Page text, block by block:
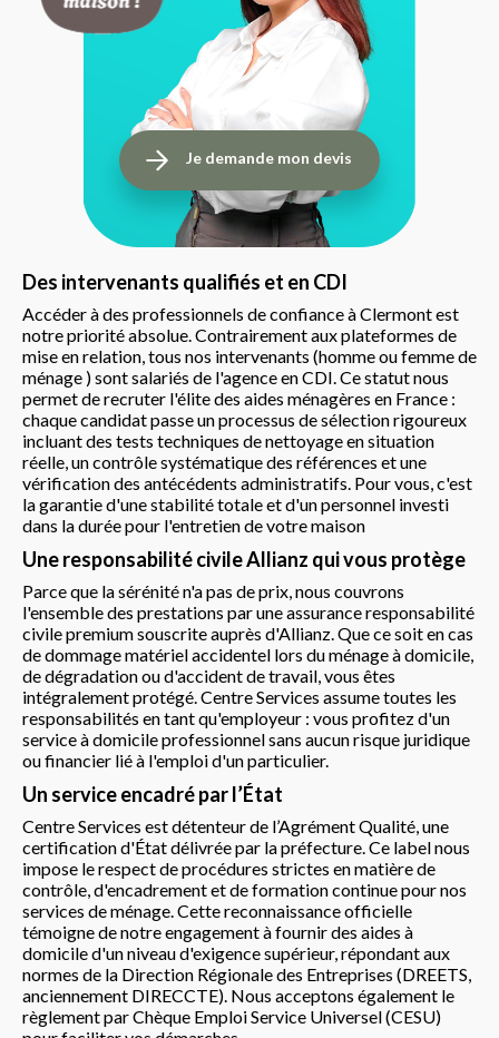
Je demande mon devis
Des intervenants qualifiés et en CDI
Accéder à des professionnels de confiance à Clermont est
notre priorité absolue. Contrairement aux plateformes de
mise en relation, tous nos intervenants (homme ou femme de
ménage ) sont salariés de l'agence en CDI. Ce statut nous
permet de recruter l'élite des aides ménagères en France :
chaque candidat passe un processus de sélection rigoureux
incluant des tests techniques de nettoyage en situation
réelle, un contrôle systématique des références et une
vérification des antécédents administratifs. Pour vous, c'est
la garantie d'une stabilité totale et d'un personnel investi
dans la durée pour l'entretien de votre maison
Une responsabilité civile Allianz qui vous protège
Parce que la sérénité n'a pas de prix, nous couvrons
l'ensemble des prestations par une assurance responsabilité
civile premium souscrite auprès d'Allianz. Que ce soit en cas
de dommage matériel accidentel lors du ménage à domicile,
de dégradation ou d'accident de travail, vous êtes
intégralement protégé. Centre Services assume toutes les
responsabilités en tant qu'employeur : vous profitez d'un
service à domicile professionnel sans aucun risque juridique
ou financier lié à l'emploi d'un particulier.
Un service encadré par l’État
Centre Services est détenteur de l’Agrément Qualité, une
certification d'État délivrée par la préfecture. Ce label nous
impose le respect de procédures strictes en matière de
contrôle, d'encadrement et de formation continue pour nos
services de ménage. Cette reconnaissance officielle
témoigne de notre engagement à fournir des aides à
domicile d'un niveau d'exigence supérieur, répondant aux
normes de la Direction Régionale des Entreprises (DREETS,
anciennement DIRECCTE). Nous acceptons également le
règlement par Chèque Emploi Service Universel (CESU)